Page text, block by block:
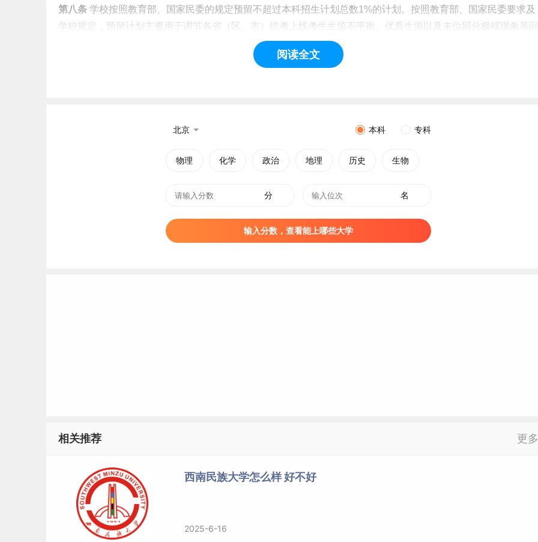
第八条 学校按照教育部、国家民委的规定预留不超过本科招生计划总数1%的计划。按照教育部、国家民委要求及
学校规定，预留计划主要用于调节各省（区、市）统考上线考生生源不平衡、优质生源以及末位同分极端现象等问
题。预留计划的使用坚持集体决策、质量优先的原则。
学校在提档及专业录取（分配）时认可教育部和各省（区、市）招生主管部门规定的政策性加分。加分
志愿都无法满足时，若服从专业调剂，则根据考生成绩调剂到未录满且符合体检要求的专业录取，若不服从专业调
3.在专业招生规模允许的范围内，学校可根据考生专业志愿情况适度调整专业招生计划安排。
第十三条 艺术、体育
类专业录取时，学校认可艺术、体育类省级专业统考成绩。考生高考文化课成绩和省级专业
阅读全文
北京 本科 专科
物理 化学 政治 地理 历史 生物
分 名
输入分数，查看能上哪些大学
相关推荐 更多
西南民族大学怎么样 好不好
2025-6-16